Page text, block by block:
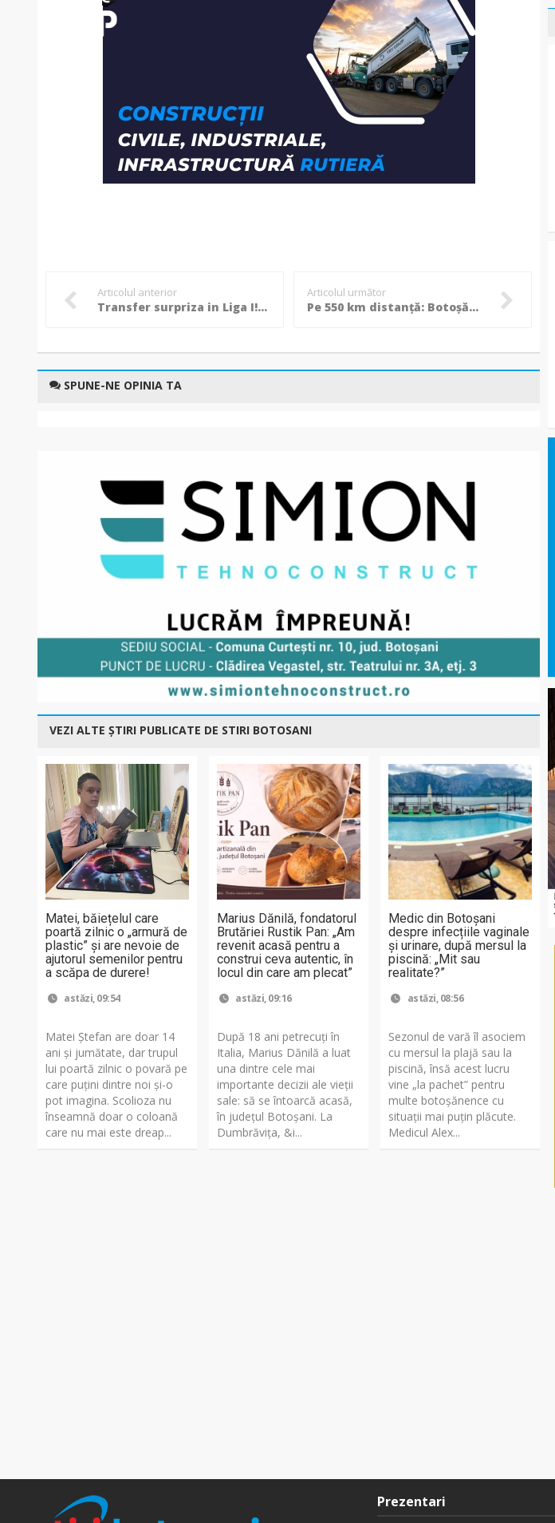
Articolul anterior
Transfer surpriza in Liga I! Ajunge Diego Fabbrini la Dinamo?
Articolul următor
Pe 550 km distanţă: Botoșăneanul Alexandru Corneschi aleargă între Los Angeles şi Las Vegas
SPUNE-NE OPINIA TA
VEZI ALTE ȘTIRI PUBLICATE DE STIRI BOTOSANI
Matei, băiețelul care
poartă zilnic o „armură de
plastic” și are nevoie de
ajutorul semenilor pentru
a scăpa de durere!
astăzi, 09:54
Matei Ștefan are doar 14
ani și jumătate, dar trupul
lui poartă zilnic o povară pe
care puțini dintre noi și-o
pot imagina. Scolioza nu
înseamnă doar o coloană
care nu mai este dreap...
Marius Dănilă, fondatorul
Brutăriei Rustik Pan: „Am
revenit acasă pentru a
construi ceva autentic, în
locul din care am plecat”
astăzi, 09:16
După 18 ani petrecuți în
Italia, Marius Dănilă a luat
una dintre cele mai
importante decizii ale vieții
sale: să se întoarcă acasă,
în județul Botoșani. La
Dumbrăvița, &i...
Medic din Botoșani
despre infecțiile vaginale
și urinare, după mersul la
piscină: „Mit sau
realitate?”
astăzi, 08:56
Sezonul de vară îl asociem
cu mersul la plajă sau la
piscină, însă acest lucru
vine „la pachet” pentru
multe botoșănence cu
situații mai puțin plăcute.
Medicul Alex...
Prezentari